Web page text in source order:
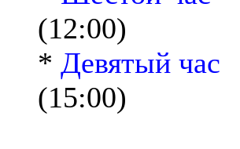
(12:00)
* Девятый час
(15:00)